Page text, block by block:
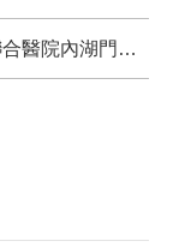
免費癌症篩檢特別門診